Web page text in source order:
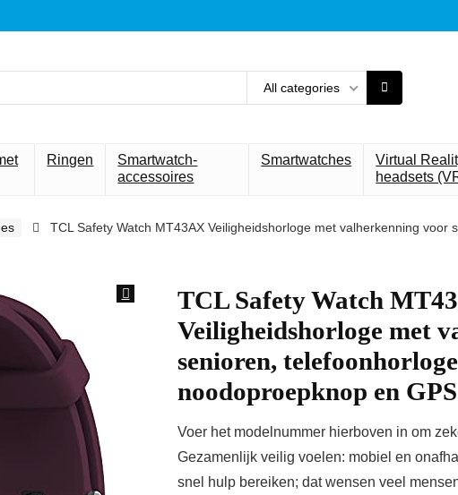
All categories
Ringen
Smartwatch-
accessoires
Smartwatches
Virtual
headsets
TCL Safety Watch MT43AX Veiligheidshorloge met valherkenning voor
TCL Safety Watch
Veiligheidshorloge met
senioren,
noodoproepknop en
Voer het modelnummer hierboven in om
Gezamenlijk veilig voelen: mobiel en
snel hulp bereiken; dat wensen veel